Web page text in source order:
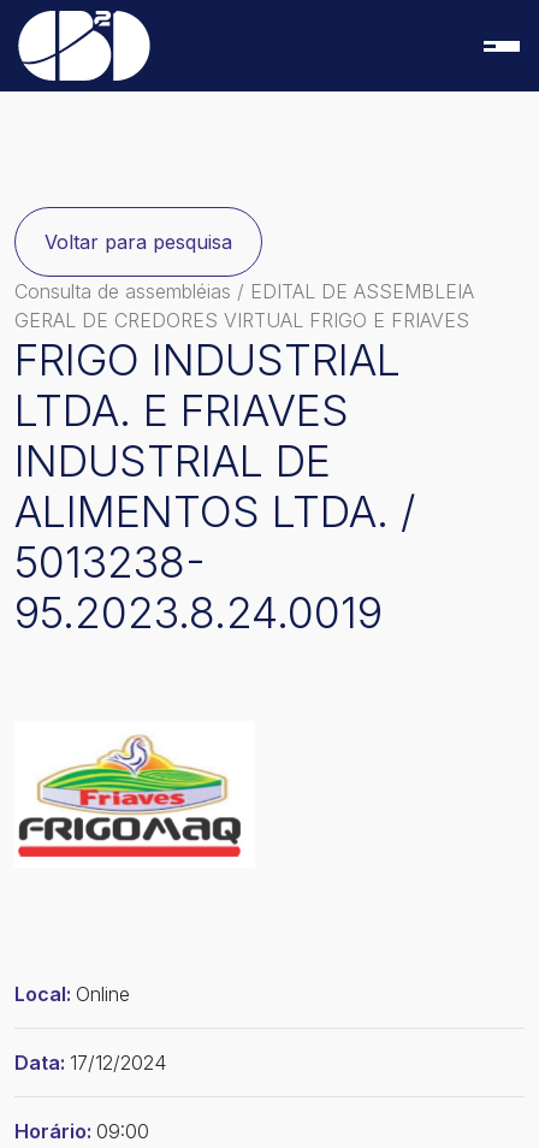
Voltar para pesquisa
Consulta de assembléias / EDITAL DE ASSEMBLEIA
GERAL DE CREDORES VIRTUAL FRIGO E FRIAVES
FRIGO INDUSTRIAL
LTDA. E FRIAVES
INDUSTRIAL DE
ALIMENTOS LTDA. /
5013238-
95.2023.8.24.0019
Local: Online
Data: 17/12/2024
Horário: 09:00